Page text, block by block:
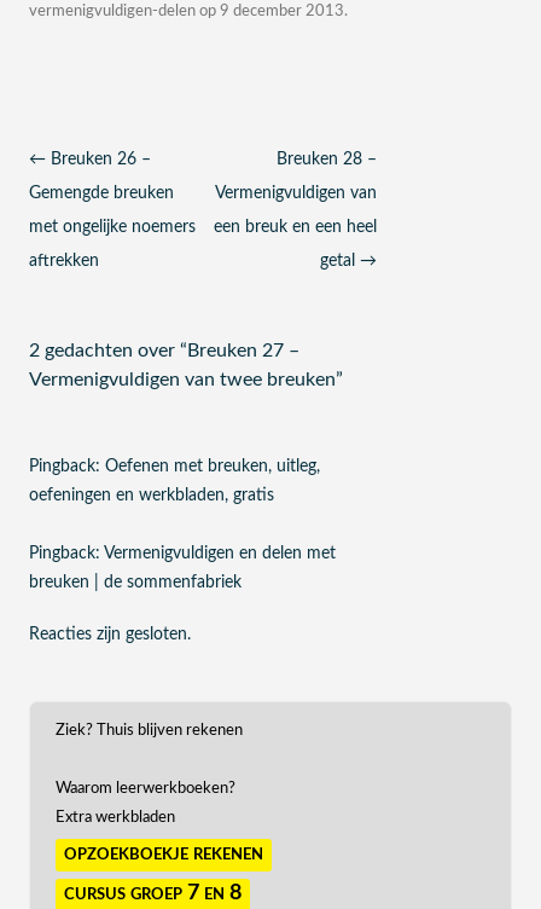
vermenigvuldigen-delen op 9 december 2013.
Berichtnavigatie
← Breuken 26 –
Gemengde breuken
met ongelijke noemers
aftrekken
Breuken 28 –
Vermenigvuldigen van
een breuk en een heel
getal→
2 gedachten over “ Breuken 27 –
Vermenigvuldigen van twee breuken”
Pingback: Oefenen met breuken, uitleg,
oefeningen en werkbladen, gratis
Pingback: Vermenigvuldigen en delen met
breuken | de sommenfabriek
Reacties zijn gesloten.
Ziek? Thuis blijven rekenen
Waarom leerwerkboeken?
Extra werkbladen
opzoekboekje rekenen
cursus groep 7 en 8